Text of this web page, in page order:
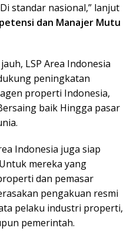
standar nasional,” lanjut
dan Manajer Mutu
LSP Area Indonesia
peningkatan
properti Indonesia,
baik Hingga pasar
Indonesia juga siap
mereka yang
dan pemasar
pengakuan resmi
pelaku industri properti,
pemerintah.